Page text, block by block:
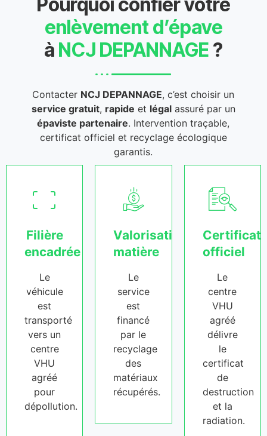
Pourquoi confier votre
enlèvement d’épave
à NCJ DEPANNAGE ?
Contacter NCJ DEPANNAGE, c’est choisir un
service gratuit, rapide et légalassuré par un
épaviste partenaire. Intervention traçable,
certificat officiel et recyclage écologique
garantis.
Filière
encadrée
Le
véhicule
est
transporté
vers un
centre
VHU
agréé
pour
dépollution.
Valorisation
matière
Le
service
est
financé
par le
recyclage
des
matériaux
récupérés.
Certificat
officiel
Le
centre
VHU
agréé
délivre
le
certificat
de
destruction
et la
radiation.